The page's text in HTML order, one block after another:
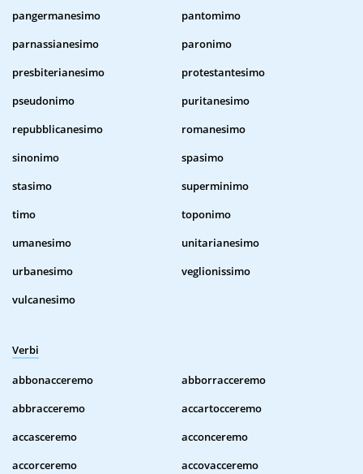
pangermanesimo
pantomimo
parnassianesimo
paronimo
presbiterianesimo
protestantesimo
pseudonimo
puritanesimo
repubblicanesimo
romanesimo
sinonimo
spasimo
stasimo
superminimo
timo
toponimo
umanesimo
unitarianesimo
urbanesimo
veglionissimo
vulcanesimo
Verbi
abbonacceremo
abborracceremo
abbracceremo
accartocceremo
accasceremo
acconceremo
accorceremo
accovacceremo